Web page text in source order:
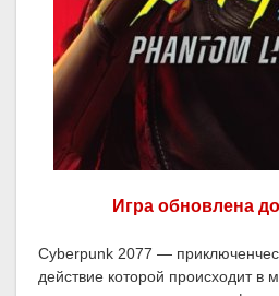
Игра обновлена
Cyberpunk 2077 —
действие которой происходит в